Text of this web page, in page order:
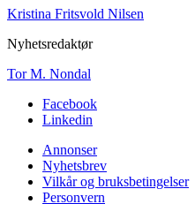
Kristina Fritsvold Nilsen
Nyhetsredaktør
Tor M. Nondal
Facebook
Linkedin
Annonser
Nyhetsbrev
Vilkår og bruksbetingelser
Personvern